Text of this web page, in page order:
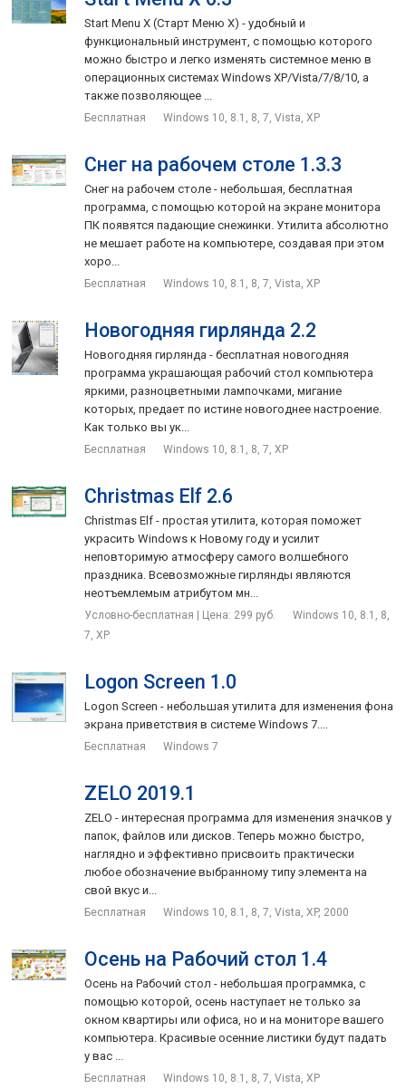
Start Menu X (Старт Меню Х) - удобный и
функциональный инструмент, с помощью которого
можно быстро и легко изменять системное меню в
операционных системах Windows XP/Vista/7/8/10, а
также позволяющее ...
Бесплатная Windows 10, 8.1, 8, 7, Vista, XP
Снег на рабочем столе 1.3.3
Снег на рабочем столе - небольшая, бесплатная
программа, с помощью которой на экране монитора
ПК появятся падающие снежинки. Утилита абсолютно
не мешает работе на компьютере, создавая при этом
хоро...
Бесплатная Windows 10, 8.1, 8, 7, Vista, XP
Новогодняя гирлянда 2.2
Новогодняя гирлянда - бесплатная новогодняя
программа украшающая рабочий стол компьютера
яркими, разноцветными лампочками, мигание
которых, предает по истине новогоднее настроение.
Как только вы ук...
Бесплатная Windows 10, 8.1, 8, 7, XP
Christmas Elf 2.6
Christmas Elf - простая утилита, которая поможет
украсить Windows к Новому году и усилит
неповторимую атмосферу самого волшебного
праздника. Всевозможные гирлянды являются
неотъемлемым атрибутом мн...
Условно-бесплатная | Цена: 299 руб.
Windows 10, 8.1, 8,
7, XP
Logon Screen 1.0
Logon Screen - небольшая утилита для изменения фона
экрана приветствия в системе Windows 7....
Бесплатная Windows 7
ZELO 2019.1
ZELO - интересная программа для изменения значков у
папок, файлов или дисков. Теперь можно быстро,
наглядно и эффективно присвоить практически
любое обозначение выбранному типу элемента на
свой вкус и...
Бесплатная Windows 10, 8.1, 8, 7, Vista, XP, 2000
Осень на Рабочий стол 1.4
Осень на Рабочий стол - небольшая программка, с
помощью которой, осень наступает не только за
окном квартиры или офиса, но и на мониторе вашего
компьютера. Красивые осенние листики будут падать
у вас ...
Бесплатная Windows 10, 8.1, 8, 7, Vista, XP